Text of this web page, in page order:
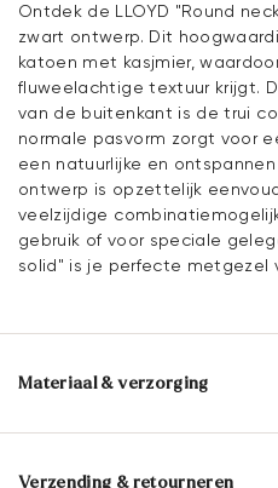
Ontdek de LLOYD "Round
zwart ontwerp. Dit
katoen met kasjmier,
fluweelachtige textuur krijgt.
van de buitenkant is de trui
normale pasvorm zorgt voor
een natuurlijke en
ontwerp is opzettelijk
veelzijdige
gebruik of voor speciale
solid" is je perfecte metgezel
Materiaal & verzorging
Bovenwerk:
Samenstelling materiaal:
Verzending & retourneren